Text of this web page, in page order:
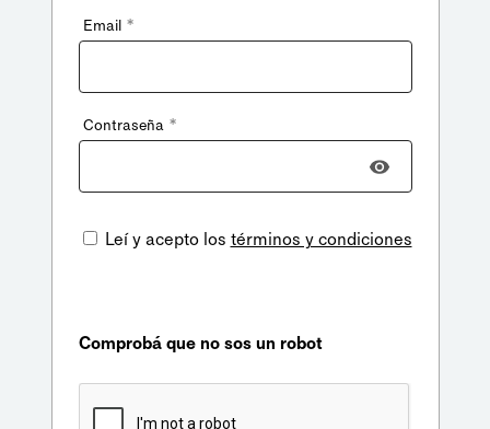
Email *
Contraseña *
Leí y acepto los términos y condiciones
Comprobá que no sos un robot